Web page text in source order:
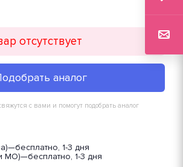
отсутствует
аналог
с вами и помогут подобрать аналог
—бесплатно, 1-3 дня
МО)—бесплатно, 1-3 дня